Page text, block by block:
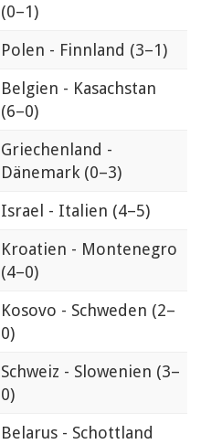
(0–1)
Polen - Finnland (3–1)
Belgien - Kasachstan
(6–0)
Griechenland -
Dänemark (0–3)
Israel - Italien (4–5)
Kroatien - Montenegro
(4–0)
Kosovo - Schweden (2–
0)
Schweiz - Slowenien (3–
0)
Belarus - Schottland